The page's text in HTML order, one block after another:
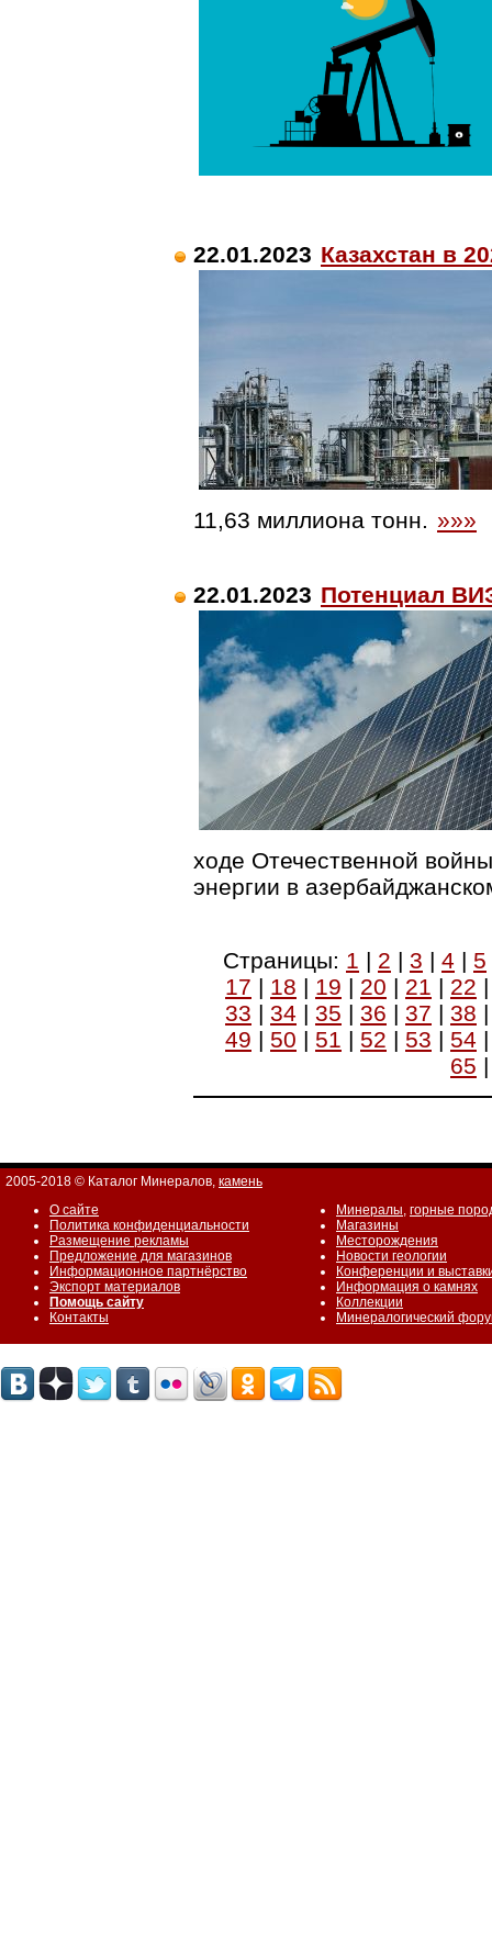
22.01.2023 Казахстан в
11,63 миллиона тонн. »»»
22.01.2023 Потенциал
ходе Отечественной
энергии в
Страницы: 1 | 2 | 3 | 4 | 5
17 | 18 | 19 | 20 | 21 | 22
33 | 34 | 35 | 36 | 37 | 38
49 | 50 | 51 | 52 | 53 | 54
65
2005-2018 © Каталог Минералов, камень
О сайте
Политика конфиденциальности
Размещение рекламы
Предложение для магазинов
Информационное партнёрство
Экспорт материалов
Помощь сайту
Контакты
Минералы, горные
Магазины
Месторождения
Новости геологии
Конференции и
Информация о камнях
Коллекции
Минералогический